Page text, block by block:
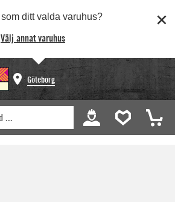
som ditt valda varuhus?
Välj annat varuhus
Göteborg